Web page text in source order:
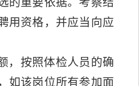
用资格，并应当向应
，按照体检人员的确
如该岗位所有参加面